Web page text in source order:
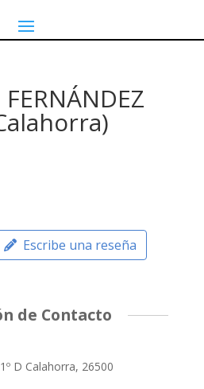
Escribe una reseña
de Contacto
D Calahorra, 26500